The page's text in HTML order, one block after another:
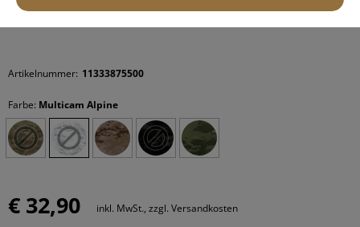
Artikelnummer: 11333875500
Farbe: Multicam Alpine
€ 32,90 inkl. MwSt., zzgl. Versandkosten